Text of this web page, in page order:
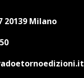
20139 Milano